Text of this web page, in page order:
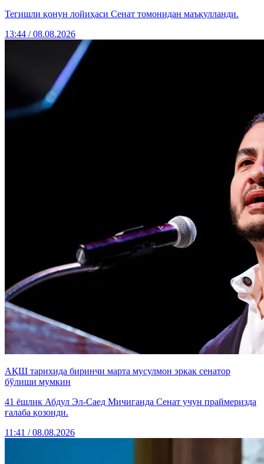
Тегишли қонун лойиҳаси Сенат томонидан маъқулланди.
13:44 / 08.08.2026
АҚШ тарихида биринчи марта мусулмон эркак сенатор
бўлиши мумкин
41 ёшлик Абдул Эл-Саед Мичиганда Сенат учун праймеризда
ғалаба қозонди.
11:41 / 08.08.2026